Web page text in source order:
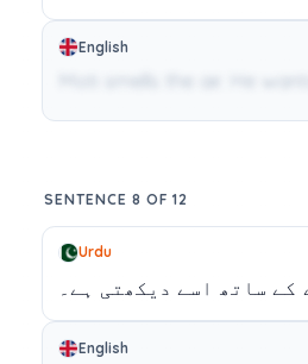
English
SENTENCE 8 OF 12
Urdu
کے ساتھ اسے دیکھتی ہے۔
English